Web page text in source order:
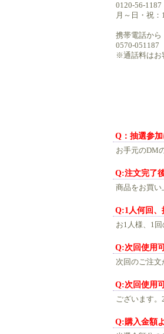
0120-56-1187
月～日・祝：
携帯電話から
0570-051187
※通話料はお
Q：抽選参
お手元のDM
Q:注文完了
商品をお買い
Q:1人何回、
お1人様、1回
Q:次回使用
次回のご注文
Q:次回使用
ございます。
Q:購入金額